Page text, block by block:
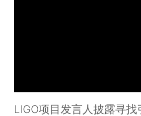
LIGO项目发言人披露寻